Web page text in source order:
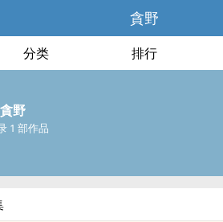
貪野
分类 排行
貪野
1 部作品